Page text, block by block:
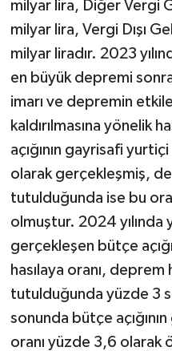
milyar lira, Diğer Vergi
milyar lira, Vergi Dışı
milyar liradır. 2023
en büyük depremi
imarı ve depremin
kaldırılmasına yönelik
açığının gayrisafi
olarak gerçekleşmiş,
tutulduğunda ise bu
olmuştur. 2024
gerçekleşen bütçe
hasılaya oranı, deprem
tutulduğunda yüzde 3
sonunda bütçe
oranı yüzde 3,6